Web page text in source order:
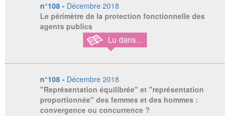
n°108 - Décembre 2018
Le périmètre de la protection fonctionnelle des
agents publics
n°108 - Décembre 2018
"Représentation équilibrée" et "représentation
proportionnée" des femmes et des hommes :
convergence ou concurrence ?